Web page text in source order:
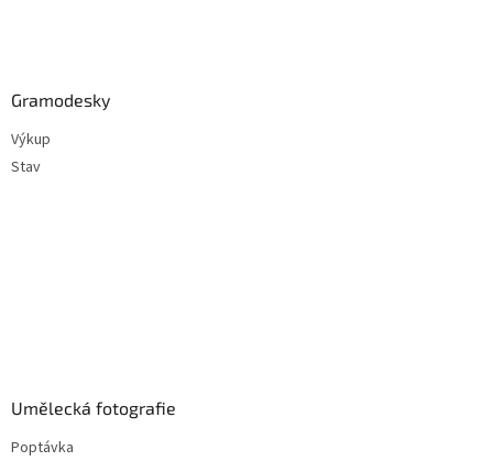
Gramodesky
Výkup
Stav
Umělecká fotografie
Poptávka